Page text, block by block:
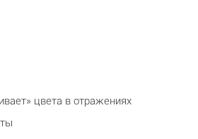
цвета в отражениях